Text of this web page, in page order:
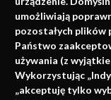
umożliwiają
pozostałych plików
Państwo
używania (z
Wykorzystując
„akceptuję tylko